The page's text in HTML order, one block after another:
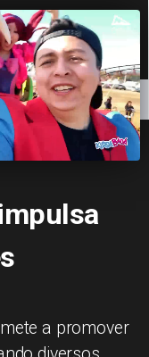
DEPORTES
a promover